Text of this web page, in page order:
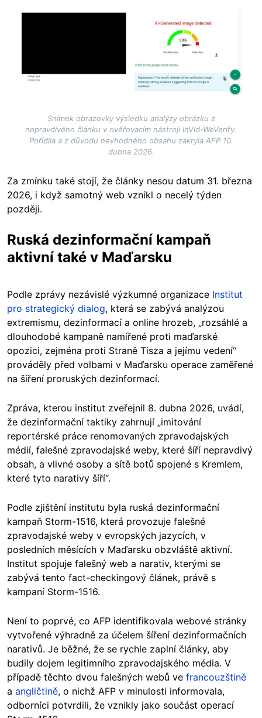
Image
Snímek obrazovky výsledku analýzy obrázku z
nepravdivého článku v ověřovacím nástroji InVid-WeVerify.
Pořídila a z důvodu nevhodného obsahu zakryla AFP 10.
dubna 2026.
Za zmínku také stojí, že články nesou datum 31. března
2026, i když samotný web vznikl o necelý týden
později.
Ruská dezinformační kampaň
aktivní také v Maďarsku
Podle zprávy nezávislé výzkumné organizace Institut
pro strategický dialog, která se zabývá analýzou
extremismu, dezinformací a online hrozeb, „rozsáhlé a
dlouhodobé kampaně namířené proti maďarské
opozici, zejména proti Straně Tisza a jejímu vedení“
prováděly před volbami v Maďarsku operace zaměřené
na šíření proruských dezinformací.
Zpráva, kterou institut zveřejnil 8. dubna 2026, uvádí,
že dezinformační taktiky zahrnují „imitování
reportérské práce renomovaných zpravodajských
médií, falešné zpravodajské weby, které šíří nepravdivý
obsah, a vlivné osoby a sítě botů spojené s Kremlem,
které tyto narativy šíří“.
Podle zjištění institutu byla ruská dezinformační
kampaň Storm-1516, která provozuje falešné
zpravodajské weby v evropských jazycích, v
posledních měsících v Maďarsku obzvláště aktivní.
Institut spojuje falešný web a narativ, kterými se
zabývá tento fact-checkingový článek, právě s
kampaní Storm-1516.
Není to poprvé, co AFP identifikovala webové stránky
vytvořené výhradně za účelem šíření dezinformačních
narativů. Je běžné, že se rychle zaplní články, aby
budily dojem legitimního zpravodajského média. V
případě těchto dvou falešných webů ve francouzštině
a angličtině, o nichž AFP v minulosti informovala,
odborníci potvrdili, že vznikly jako součást operací